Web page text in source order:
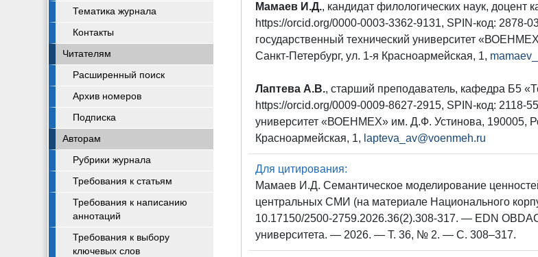
Тематика журнала
Контакты
Читателям
Расширенный поиск
Архив номеров
Подписка
Авторам
Рубрики журнала
Требования к статьям
Требования к написанию
аннотаций
Требования к выбору
ключевых слов
Мамаев И.Д., кандидат филологических наук, доцент
https://orcid.org/0000-0003-3362-9131, SPIN-код: 2878-
государственный технический университет
Санкт-Петербург, ул. 1-я Красноармейская, 1,
Лаптева А.В., старший преподаватель, кафедра Б5
https://orcid.org/0009-0009-8627-2915, SPIN-код: 2118-
университет «ВОЕНМЕХ» им. Д.Ф. Устинова, 190005,
Красноармейская, 1, lapteva_av@voenmeh.ru
Для цитирования:
Мамаев И.Д. Семантическое моделирование ценностей
центральных СМИ (на материале Национального
10.17150/2500-2759.2026.36(2).308-317. — EDN
университета. — 2026. — Т. 36, № 2. — С. 308–317.